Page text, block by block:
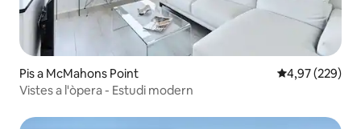
Pis a McMahons Point 4,97 de
4,97 (229)
Vistes a l'òpera - Estudi modern